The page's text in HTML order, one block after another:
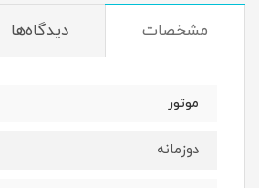
مشخصات دیدگاه‌ها
موتور
دوزمانه